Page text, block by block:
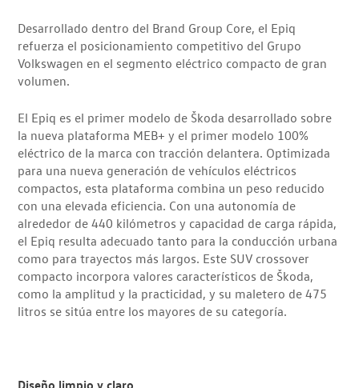
Desarrollado dentro del Brand Group Core, el Epiq
refuerza el posicionamiento competitivo del Grupo
Volkswagen en el segmento eléctrico compacto de gran
volumen.
El Epiq es el primer modelo de Škoda desarrollado sobre
la nueva plataforma MEB+ y el primer modelo 100%
eléctrico de la marca con tracción delantera. Optimizada
para una nueva generación de vehículos eléctricos
compactos, esta plataforma combina un peso reducido
con una elevada eficiencia. Con una autonomía de
alrededor de 440 kilómetros y capacidad de carga rápida,
el Epiq resulta adecuado tanto para la conducción urbana
como para trayectos más largos. Este SUV crossover
compacto incorpora valores característicos de Škoda,
como la amplitud y la practicidad, y su maletero de 475
litros se sitúa entre los mayores de su categoría.
Diseño limpio y claro